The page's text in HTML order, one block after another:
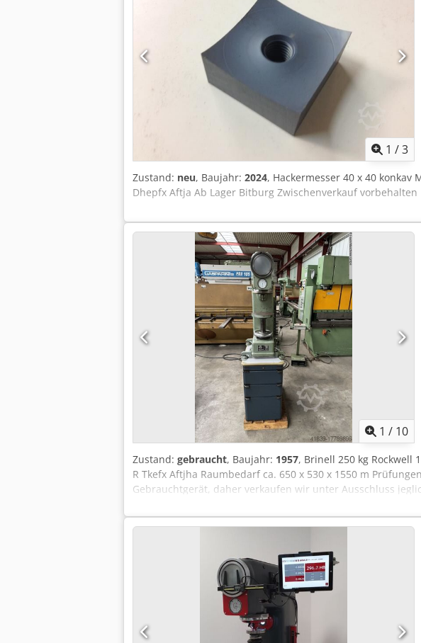
1 /3
Zustand: neu, Baujahr: 2024, Hackermesser 40 x 40 konkav
Dhepfx Aftja Ab Lager Bitburg Zwischenverkauf vorbehalten
1 / 10
Zustand: gebraucht, Baujahr: 1957, Brinell 250 kg Rockwell
R Tkefx Aftjha Raumbedarf ca. 650 x 530 x 1550 m
Gebrauchtgerät, daher verkaufen wir unter Ausschluss